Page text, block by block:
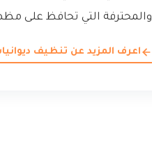
والمحترفة التي تحافظ على
اعرف المزيد عن تنظيف